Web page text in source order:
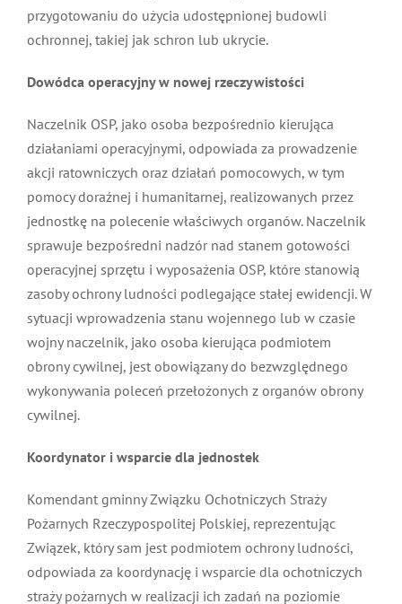
zobowiązany jest do współdziałania z organem
ochrony ludności w przygotowaniu do użycia
lub ukrycie.
Dowódca operacyjny w nowej rzeczywistości
Naczelnik OSP, jako osoba bezpośrednio kierująca
działaniami operacyjnymi, odpowiada za prowadzenie
akcji ratowniczych oraz działań pomocowych, w tym
pomocy doraźnej i humanitarnej, realizowanych przez
jednostkę na polecenie właściwych organów.
Naczelnik sprawuje bezpośredni nadzór nad stanem
gotowości operacyjnej sprzętu i wyposażenia OSP,
które stanowią zasoby ochrony ludności podlegające
stałej ewidencji. W sytuacji wprowadzenia stanu
wojennego lub w czasie wojny naczelnik, jako osoba
kierująca podmiotem obrony cywilnej, jest obowiązany
przełożonych z organów obrony cywilnej.
Koordynator i wsparcie dla jednostek
Komendant gminny Związku Ochotniczych Straży
Pożarnych Rzeczypospolitej Polskiej, reprezentując
Związek, który sam jest podmiotem ochrony ludności,